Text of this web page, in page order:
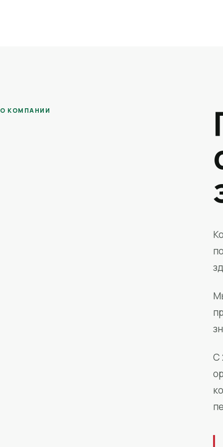
О КОМПАНИИ
С